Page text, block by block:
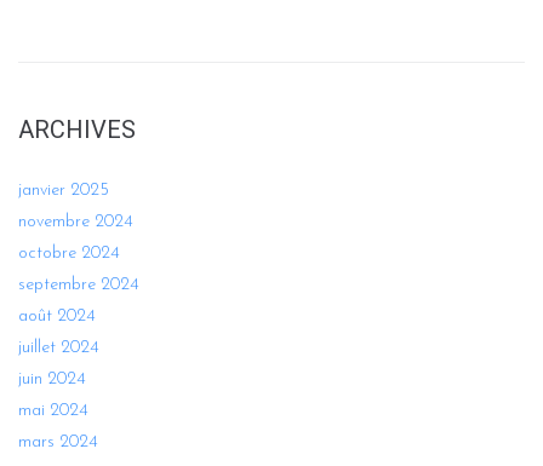
ARCHIVES
janvier 2025
novembre 2024
octobre 2024
septembre 2024
août 2024
juillet 2024
juin 2024
mai 2024
mars 2024